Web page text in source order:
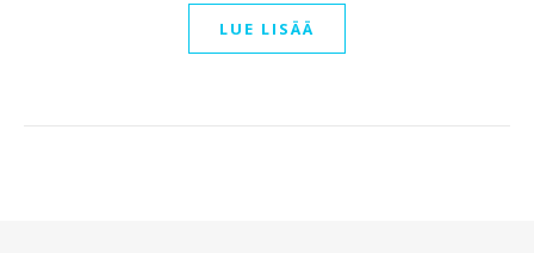
LUE LISÄÄ